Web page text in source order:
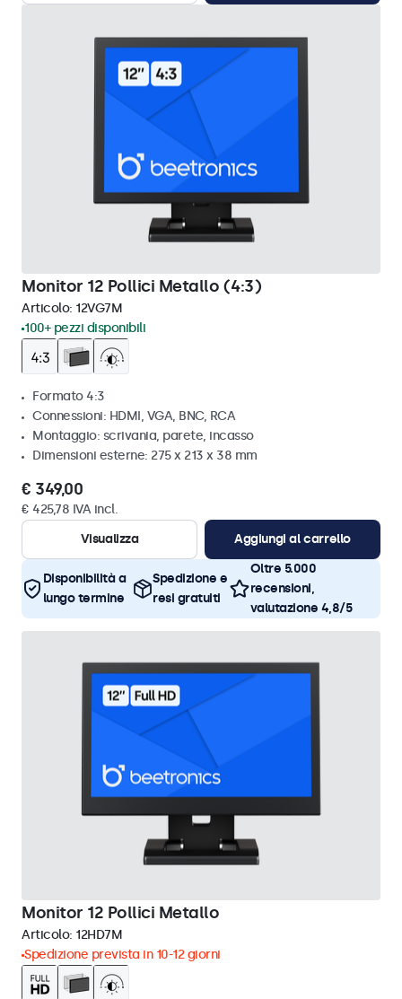
Monitor 12 Pollici Metallo (4:3)
Articolo: 12VG7M
100+ pezzi disponibili
Formato 4:3
Connessioni: HDMI, VGA, BNC, RCA
Montaggio: scrivania, parete, incasso
Dimensioni esterne: 275 x 213 x 38 mm
€ 349,00
€ 425,78 IVA incl.
Visualizza
Aggiungi al carrello
Disponibilità a
lungo termine
Spedizione e
resi gratuiti
Oltre 5.000
recensioni,
valutazione 4,8/5
Monitor 12 Pollici Metallo
Articolo: 12HD7M
Spedizione prevista in 10-12 giorni